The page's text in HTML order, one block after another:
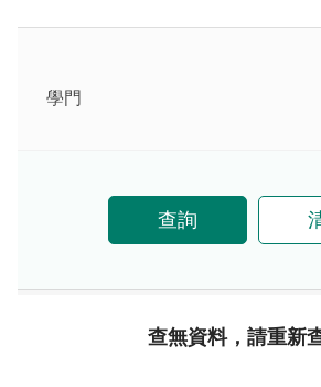
學門
查詢
查無資料，請重新